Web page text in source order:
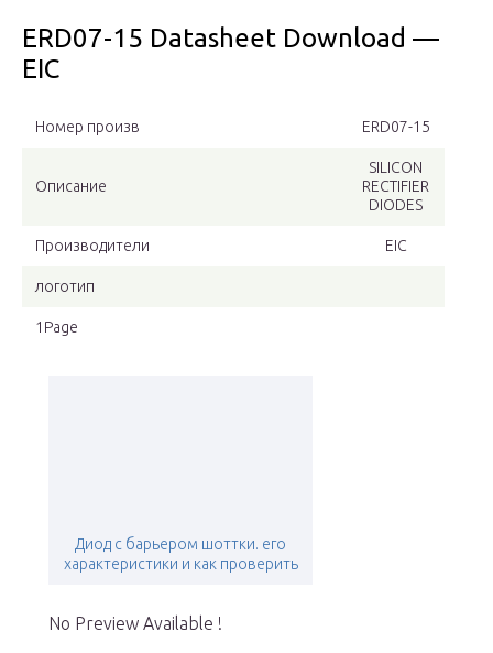
ERD07-15 Datasheet Download —
EIC
Номер произв ERD07-15
Описание
SILICON
RECTIFIER
DIODES
Производители EIC
логотип
1Page
Диод с барьером шоттки. его
характеристики и как проверить
No Preview Available !